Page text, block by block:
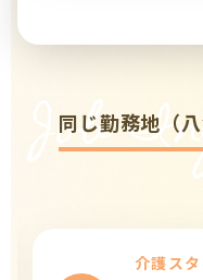
Job
同じ勤務地（
介護ス